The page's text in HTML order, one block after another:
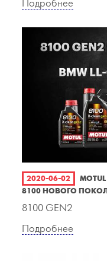
Подробнее
2020-06-02
8100 НОВОГО
8100 GEN2
Подробнее